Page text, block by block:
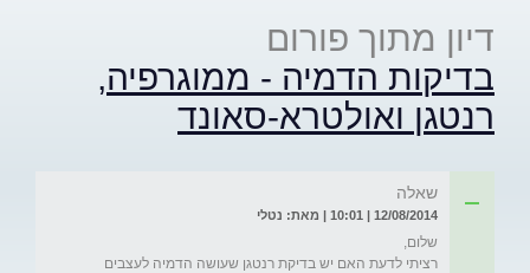
דיון מתוך פורום
בדיקות הדמיה - ממוגרפיה,
רנטגן ואולטרא-סאונד
שאלה
12/08/2014 | 10:01 | מאת: נטלי
רציתי לדעת האם יש בדיקת רנטגן שעושה הדמיה לעצבים